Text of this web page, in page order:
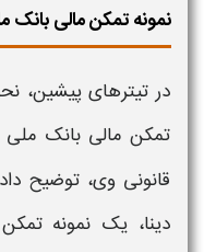
نمونه تمکن مالی بانک
در تیترهای پیشین،
تمکن مالی بانک ملی
قانونی وی، توضیح
دینا، یک نمونه